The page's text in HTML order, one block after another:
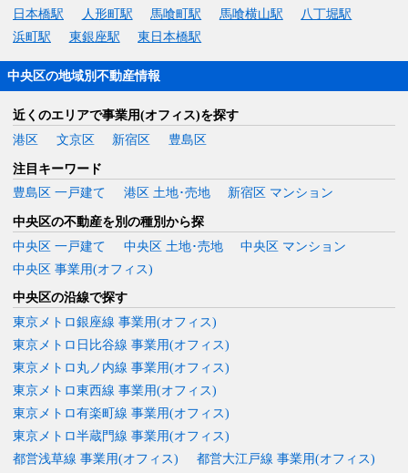
日本橋駅
人形町駅 馬喰町駅 馬喰横山駅
八丁堀駅
浜町駅
東銀座駅 東日本橋駅
中央区の地域別不動産情報
近くのエリアで事業用(オフィス)を探す
港区
文京区 新宿区 豊島区
注目キーワード
豊島区 一戸建て
港区 土地･売地 新宿区 マンション
中央区の不動産を別の種別から探
中央区 一戸建て
中央区 土地･売地
中央区 マンション
中央区 事業用(オフィス)
中央区の沿線で探す
東京メトロ銀座線 事業用(オフィス)
東京メトロ日比谷線 事業用(オフィス)
東京メトロ丸ノ内線 事業用(オフィス)
東京メトロ東西線 事業用(オフィス)
東京メトロ有楽町線 事業用(オフィス)
東京メトロ半蔵門線 事業用(オフィス)
都営浅草線 事業用(オフィス)
都営大江戸線 事業用(オフィス)